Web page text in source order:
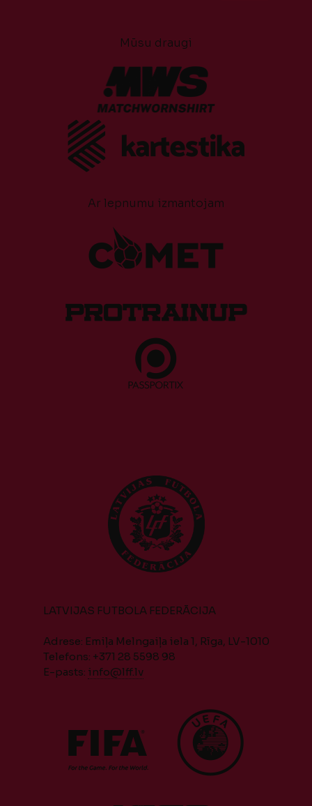
Mūsu draugi
Ar lepnumu izmantojam
LATVIJAS FUTBOLA FEDERĀCIJA
Adrese: Emiļa Melngaiļa iela 1, Rīga, LV-1010
Telefons: +371 28 5598 98
E-pasts: info@lff.lv